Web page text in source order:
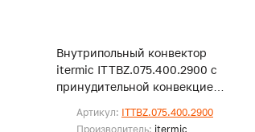
Внутрипольный конвектор
itermic ITTBZ.075.400.2900 с
принудительной конвекцией,
Артикул: ITTBZ.075.400.2900
Производитель: itermic